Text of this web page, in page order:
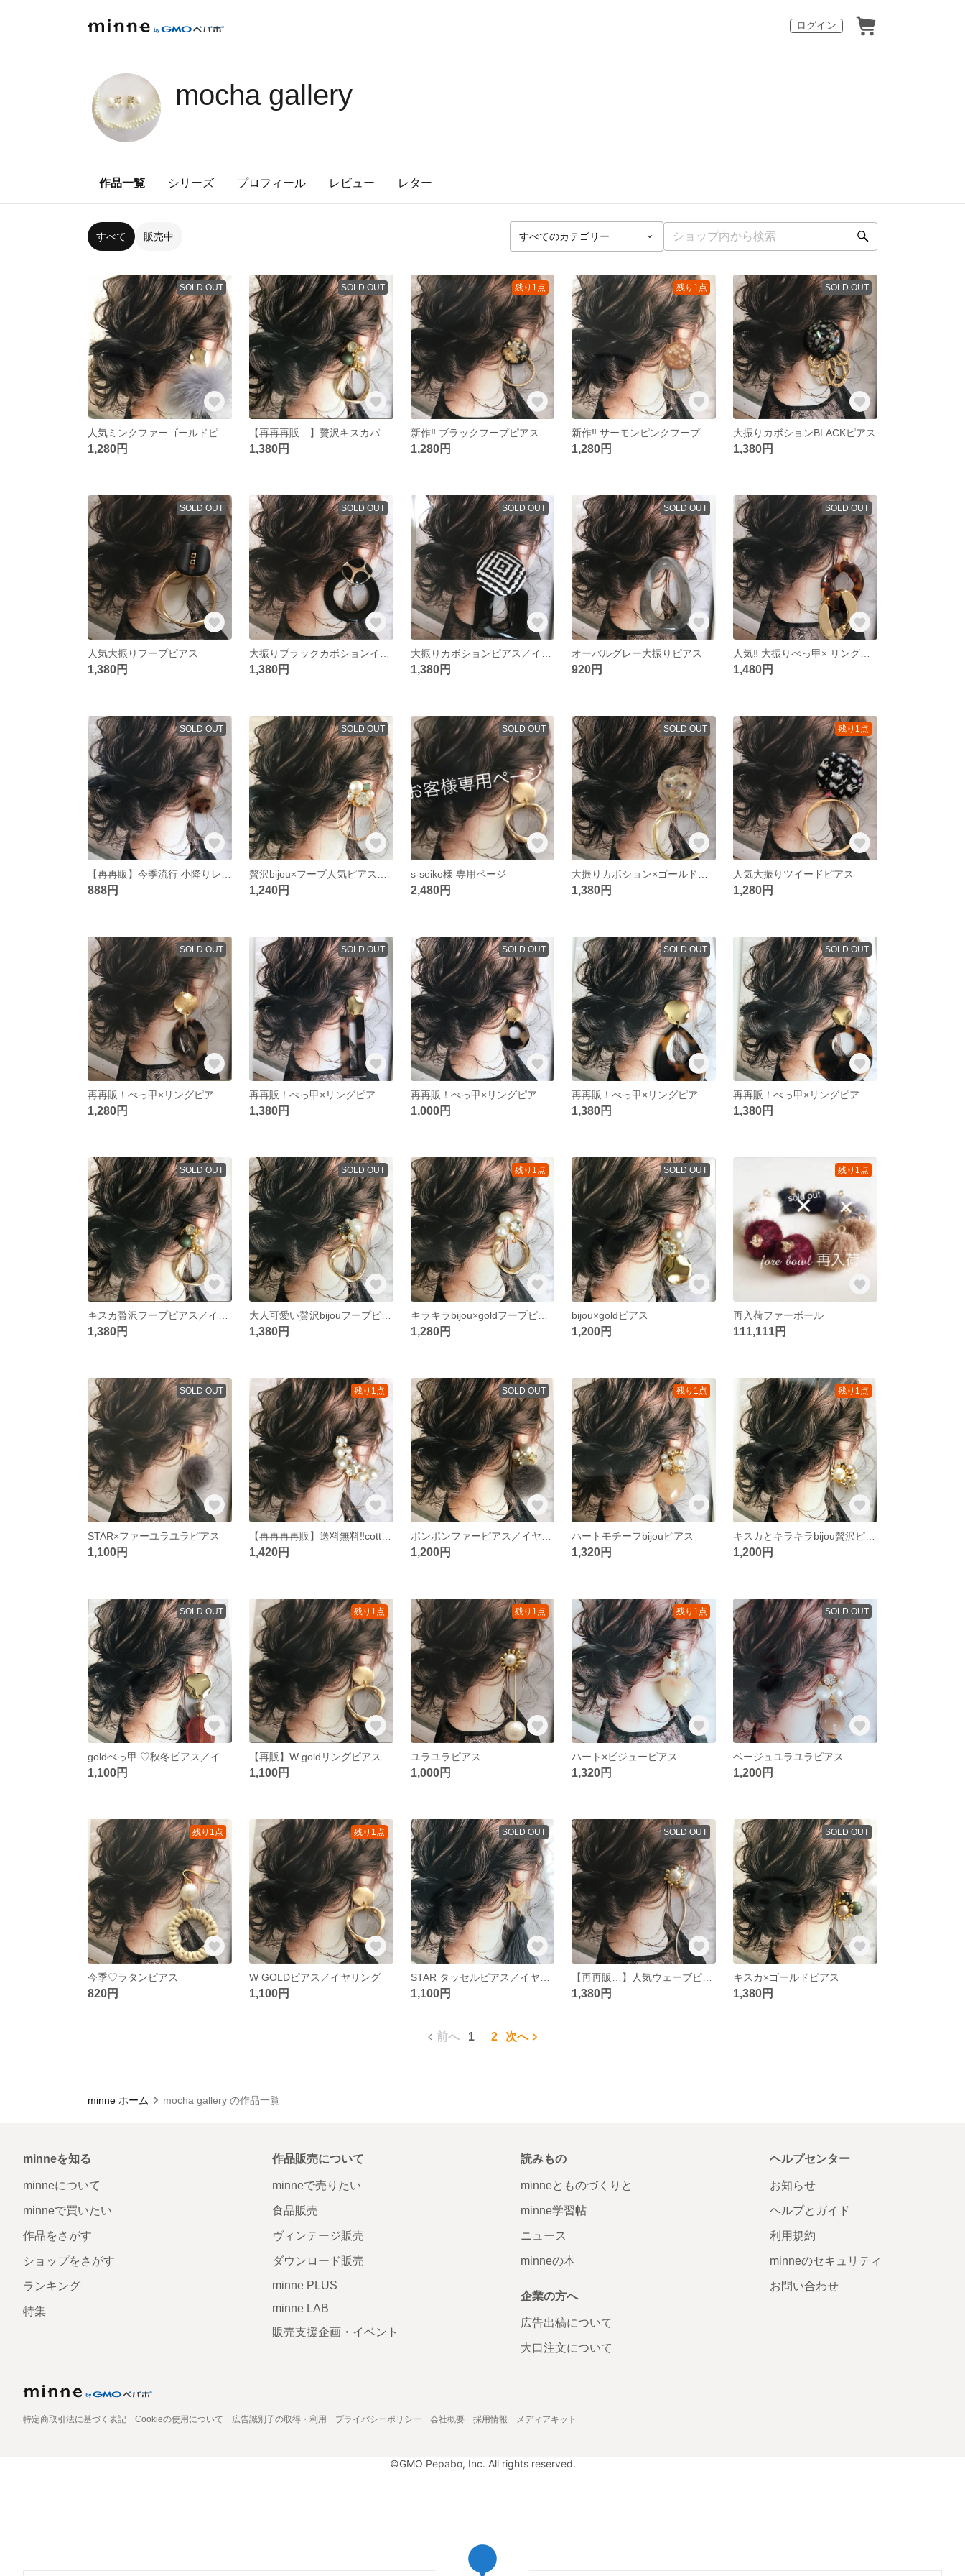
ログイン
mocha gallery
作品一覧 シリーズ プロフィール レビュー レター
すべて 販売中
SOLD OUT
1,280円
SOLD OUT
【再再再販…】贅沢キスカパール×goldピアス
1,380円
残り1点
新作‼︎ ブラックフープピアス
1,280円
残り1点
新作‼︎ サーモンピンクフープピアス
1,280円
SOLD OUT
大振りカボションBLACKピアス
1,380円
SOLD OUT
人気大振りフープピアス
1,380円
SOLD OUT
1,380円
SOLD OUT
1,380円
SOLD OUT
オーバルグレー大振りピアス
920円
SOLD OUT
1,480円
SOLD OUT
888円
SOLD OUT
1,240円
SOLD OUT
s-seiko様 専用ページ
2,480円
SOLD OUT
1,380円
残り1点
人気大振りツイードピアス
1,280円
SOLD OUT
1,280円
SOLD OUT
1,380円
SOLD OUT
1,000円
SOLD OUT
1,380円
SOLD OUT
1,380円
SOLD OUT
1,380円
SOLD OUT
大人可愛い贅沢bijouフープピアス
1,380円
残り1点
キラキラbijou×goldフープピアス
1,280円
SOLD OUT
bijou×goldピアス
1,200円
残り1点
再入荷ファーボール
111,111円
SOLD OUT
STAR×ファーユラユラピアス
1,100円
残り1点
【再再再再販】送料無料‼︎cottonパール whiteイヤーカフ
1,420円
SOLD OUT
1,200円
残り1点
ハートモチーフbijouピアス
1,320円
残り1点
1,200円
SOLD OUT
1,100円
残り1点
【再販】W goldリングピアス
1,100円
残り1点
ユラユラピアス
1,000円
残り1点
ハート×ビジューピアス
1,320円
SOLD OUT
ベージュユラユラピアス
1,200円
残り1点
今季♡ラタンピアス
820円
残り1点
W GOLDピアス／イヤリング
1,100円
SOLD OUT
1,100円
SOLD OUT
1,380円
SOLD OUT
キスカ×ゴールドピアス
1,380円
前へ 1 2 次へ
minne ホーム mocha gallery の作品一覧
minneを知る
minneについて
minneで買いたい
作品をさがす
ショップをさがす
ランキング
特集
作品販売について
minneで売りたい
食品販売
ヴィンテージ販売
ダウンロード販売
minne PLUS
minne LAB
販売支援企画・イベント
読みもの
minneとものづくりと
minne学習帖
ニュース
minneの本
企業の方へ
広告出稿について
大口注文について
ヘルプセンター
お知らせ
ヘルプとガイド
利用規約
minneのセキュリティ
お問い合わせ
特定商取引法に基づく表記 Cookieの使用について 広告識別子の取得・利用 プライバシーポリシー 会社概要 採用情報 メディアキット
©GMO Pepabo, Inc. All rights reserved.